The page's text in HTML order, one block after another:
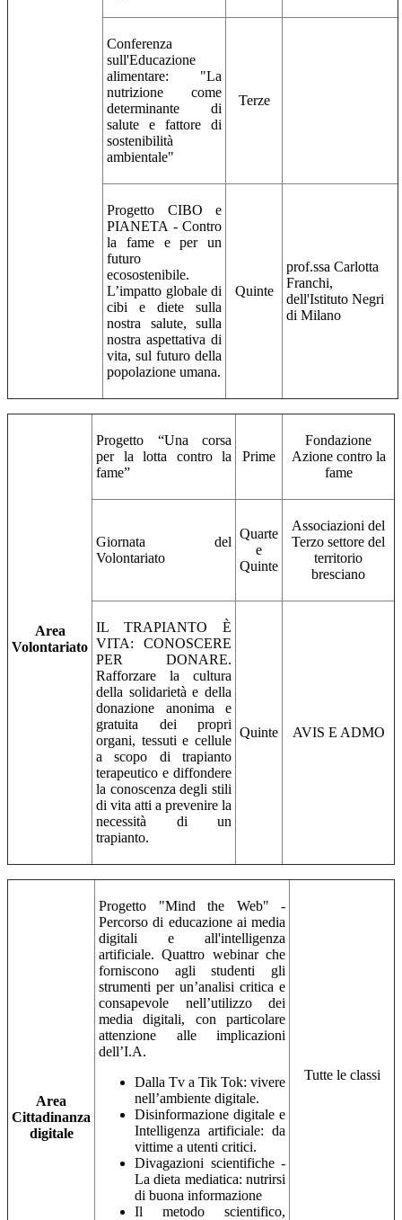
Conferenza
sull'Educazione
alimentare: "La
nutrizione come
determinante di
salute e fattore di
sostenibilità
ambientale"
Terze
Progetto CIBO e
PIANETA - Contro
la fame e per un
futuro
ecosostenibile.
L’impatto globale di
cibi e diete sulla
nostra salute, sulla
nostra aspettativa di
vita, sul futuro della
popolazione umana.
Quinte
prof.ssa Carlotta
Franchi,
dell'Istituto Negri
di Milano
Area
Volontariato
Progetto “Una corsa
per la lotta contro la
fame”
Prime
Fondazione
Azione contro la
fame
Giornata del
Volontariato
Quarte
e
Quinte
Associazioni del
Terzo settore del
territorio
bresciano
IL TRAPIANTO È
VITA: CONOSCERE
PER DONARE.
Rafforzare la cultura
della solidarietà e della
donazione anonima e
gratuita dei propri
organi, tessuti e cellule
a scopo di trapianto
terapeutico e diffondere
la conoscenza degli stili
di vita atti a prevenire la
necessità di un
trapianto.
Quinte AVIS E ADMO
Area
Cittadinanza
digitale
Progetto "Mind the Web" -
Percorso di educazione ai media
digitali e all'intelligenza
artificiale. Quattro webinar che
forniscono agli studenti gli
strumenti per un’analisi critica e
consapevole nell’utilizzo dei
media digitali, con particolare
attenzione alle implicazioni
dell’I.A.
Dalla Tv a Tik Tok: vivere
nell’ambiente digitale.
Disinformazione digitale e
Intelligenza artificiale: da
vittime a utenti critici.
Divagazioni scientifiche -
La dieta mediatica: nutrirsi
di buona informazione
Il metodo scientifico,
Tutte le classi